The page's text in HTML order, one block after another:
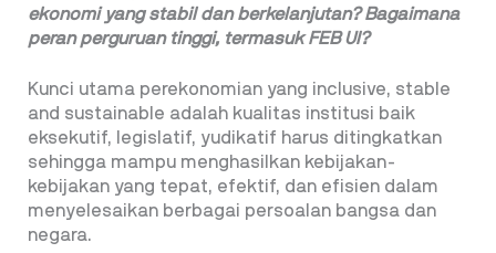
ekonomi yang stabil danberkelanjutan? Bagaimana
peran perguruan tinggi, termasuk FEB UI?
Kunci utama perekonomian yang inclusive, stable
and sustainable adalah kualitas institusi baik
eksekutif, legislatif, yudikatif harus ditingkatkan
sehingga mampu menghasilkan kebijakan-
kebijakan yang tepat, efektif, dan efisien dalam
menyelesaikan berbagai persoalan bangsa dan
negara.